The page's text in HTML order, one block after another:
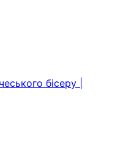
бісеру |